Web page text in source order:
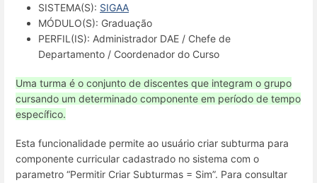
SISTEMA(S): SIGAA
MÓDULO(S): Graduação
PERFIL(IS): Administrador DAE / Chefe de
Departamento / Coordenador do Curso
Uma turma é o conjunto de discentes que integram o grupo
cursando um determinado componente em período de tempo
específico.
Esta funcionalidade permite ao usuário criar subturma para
componente curricular cadastrado no sistema com o
parametro “Permitir Criar Subturmas = Sim”. Para consultar